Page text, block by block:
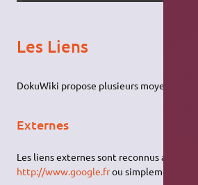
Les Liens
DokuWiki propose plusieurs moyens de
Externes
Les liens externes sont reconnus
http://www.google.frou simplement